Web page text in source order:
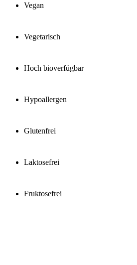
Vegan
Vegetarisch
Hoch bioverfügbar
Hypoallergen
Glutenfrei
Laktosefrei
Fruktosefrei